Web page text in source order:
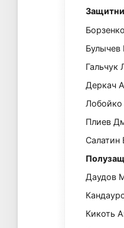
Булычев
Гальчук
Деркач
Лобойко
Плиев
Салатин
Даудов
Кикоть